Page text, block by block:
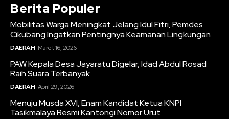
Berita Populer
Mobilitas Warga Meningkat Jelang Idul Fitri, Pemdes
Cikubang Ingatkan Pentingnya Keamanan Lingkungan
DAERAH Maret 16, 2026
PAW Kepala Desa Jayaratu Digelar, Idad Abdul Rosad
Raih Suara Terbanyak
DAERAH April 29, 2026
Menuju Musda XVI, Enam Kandidat Ketua KNPI
Tasikmalaya Resmi Kantongi Nomor Urut